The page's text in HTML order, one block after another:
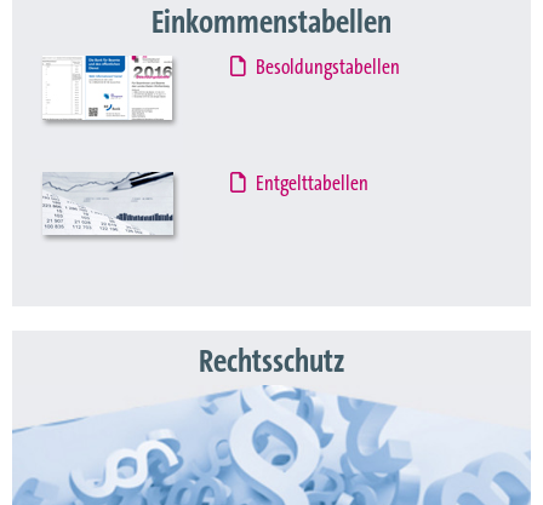
Einkommenstabellen
Besoldungstabellen
Entgelttabellen
Rechtsschutz